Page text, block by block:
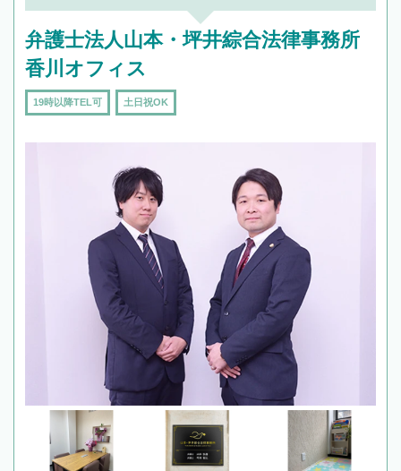
弁護士法人山本・坪井綜合法律事務所
香川オフィス
19時以降TEL可 土日祝OK